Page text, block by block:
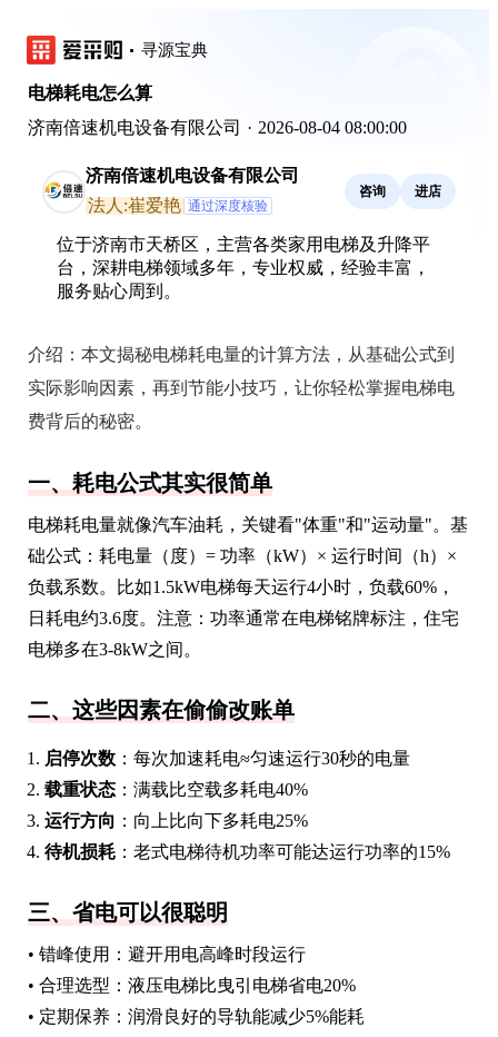
寻源宝典
电梯耗电怎么算
济南倍速机电设备有限公司 · 2026-08-04 08:00:00
济南倍速机电设备有限公司
法人:崔爱艳 通过深度核验
咨询 进店
位于济南市天桥区，主营各类家用电梯及升降平
台，深耕电梯领域多年，专业权威，经验丰富，
服务贴心周到。
介绍： 本文揭秘电梯耗电量的计算方法，从基础公式到
实际影响因素，再到节能小技巧，让你轻松掌握电梯电
费背后的秘密。
一、耗电公式其实很简单
电梯耗电量就像汽车油耗，关键看"体重"和"运动量"。基
础公式：耗电量（度）= 功率（kW）× 运行时间（h）×
负载系数。比如1.5kW电梯每天运行4小时，负载60%，
日耗电约3.6度。注意：功率通常在电梯铭牌标注，住宅
电梯多在3-8kW之间。
二、这些因素在偷偷改账单
启停次数 ：每次加速耗电≈匀速运行30秒的电量
载重状态 ：满载比空载多耗电40%
运行方向 ：向上比向下多耗电25%
待机损耗 ：老式电梯待机功率可能达运行功率的15%
三、省电可以很聪明
• 错峰使用：避开用电高峰时段运行
• 合理选型：液压电梯比曳引电梯省电20%
• 定期保养：润滑良好的导轨能减少5%能耗